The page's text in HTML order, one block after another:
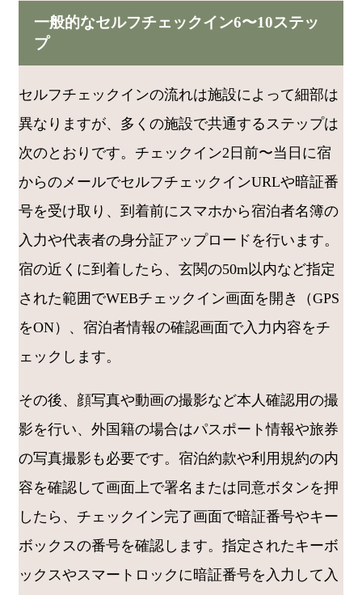
一般的なセルフチェックイン6〜10ステッ
プ
セルフチェックインの流れは施設によって細部は
異なりますが、多くの施設で共通するステップは
次のとおりです。チェックイン2日前〜当日に宿
からのメールでセルフチェックインURLや暗証番
号を受け取り、到着前にスマホから宿泊者名簿の
入力や代表者の身分証アップロードを行います。
宿の近くに到着したら、玄関の50m以内など指定
された範囲でWEBチェックイン画面を開き（GPS
をON）、宿泊者情報の確認画面で入力内容をチ
ェックします。
その後、顔写真や動画の撮影など本人確認用の撮
影を行い、外国籍の場合はパスポート情報や旅券
の写真撮影も必要です。宿泊約款や利用規約の内
容を確認して画面上で署名または同意ボタンを押
したら、チェックイン完了画面で暗証番号やキー
ボックスの番号を確認します。指定されたキーボ
ックスやスマートロックに暗証番号を入力して入